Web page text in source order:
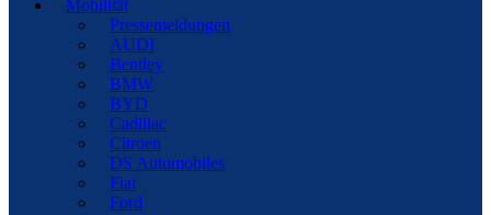
Mobilität
Pressemeldungen
AUDI
Bentley
BMW
BYD
Cadillac
Citroen
DS Automobiles
Fiat
Ford